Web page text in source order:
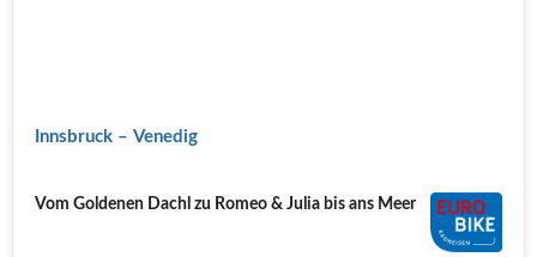
Innsbruck – Venedig
Vom Goldenen Dachl zu Romeo & Julia bis ans Meer